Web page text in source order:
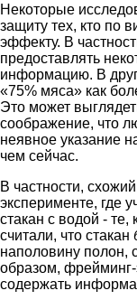
Некоторые
защиту тех, кто по
эффекту. В
предоставлять
информацию. В
«75% мяса» как
Это может
соображение, что
неявное указание
чем сейчас.
В частности,
эксперименте, где
стакан с водой - те,
считали, что стакан
наполовину полон,
образом,
содержать